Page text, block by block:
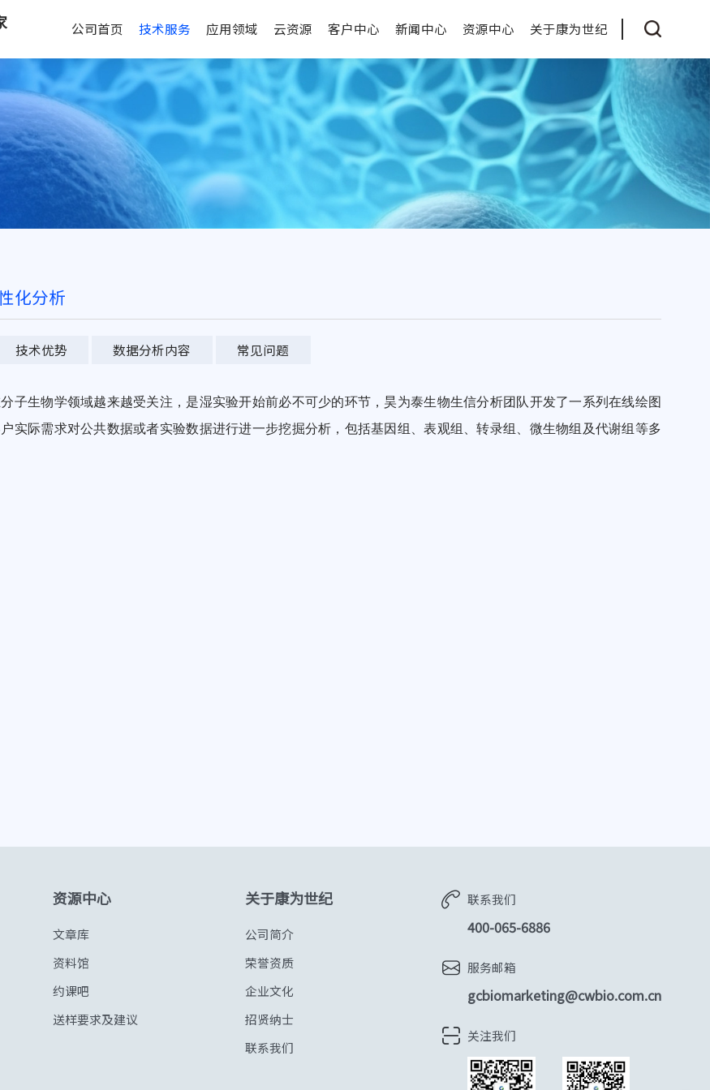
公司首页 技术服务 应用领域 云资源 客户中心 新闻中心 资源中心 关于康为世纪
化分析
技术优势 数据分析内容 常见问题
子生物学领域越来越受关注，是湿实验开始前必不可少的环节，昊为泰生物生信分析团队开发了一系列在线绘图
实际需求对公共数据或者实验数据进行进一步挖掘分析，包括基因组、表观组、转录组、微生物组及代谢组等多
资源中心
文章库
资料馆
约课吧
送样要求及建议
关于康为世纪
公司简介
荣誉资质
企业文化
招贤纳士
联系我们
联系我们
400-065-6886
服务邮箱
gcbiomarketing@cwbio.com.cn
关注我们